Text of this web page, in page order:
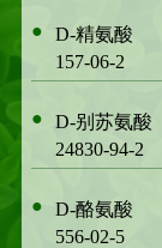
●
D-精氨酸
157-06-2
●
D-别苏氨酸
24830-94-2
●
D-酪氨酸
556-02-5